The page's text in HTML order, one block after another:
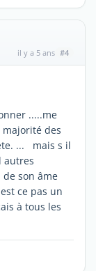
il y a 5 ans #4
.....me
des
... mais s il
autres
son âme
ce pas un
à tous les